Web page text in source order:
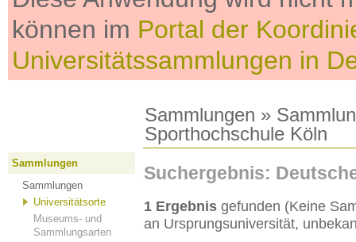
können im Portal der
Universitätssammlungen in
Sammlungen »
Sporthochschule Köln
Sammlungen
Sammlungen
Universitätsorte
Museums- und
Sammlungsarten
Suchergebnis:
1 Ergebnis gefunden (Keine
an Ursprungsuniversität,